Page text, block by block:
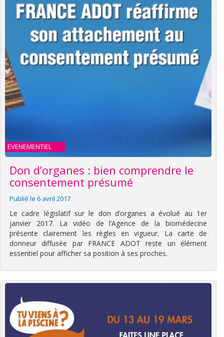
EVENEMENTIEL
Don d’organes : bien comprendre le
consentement présumé
Publié le 6 avril 2017
Le cadre législatif sur le don d’organes a évolué au 1er
janvier 2017. La vidéo de l’Agence de la biomédecine
présente clairement les règles en vigueur. La carte de
donneur diffusée par FRANCE ADOT reste un élément
essentiel pour afficher sa position à ses proches.